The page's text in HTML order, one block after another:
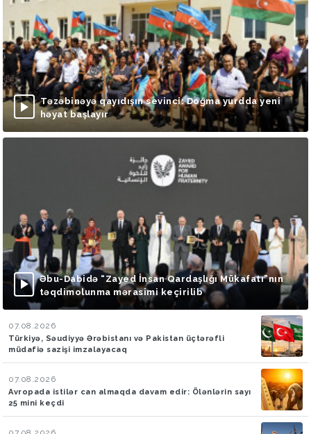
Təzəbinəyə qayıdışın sevinci: Doğma yurdda yeni
həyat başlayır
Əbu-Dabidə “Zayed İnsan Qardaşlığı Mükafatı”nın
təqdimolunma mərasimi keçirilib
07.08.2026
Türkiyə, Səudiyyə Ərəbistanı və Pakistan üçtərəfli
müdafiə sazişi imzalayacaq
07.08.2026
Avropada istilər can almaqda davam edir: Ölənlərin sayı
25 mini keçdi